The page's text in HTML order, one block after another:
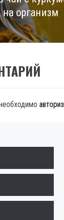
организм